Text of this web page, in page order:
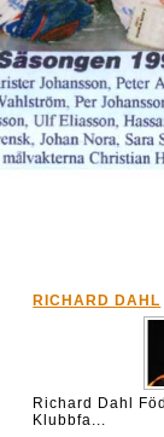
RICHARD DAHL
Richard Dahl
Klubbfa...